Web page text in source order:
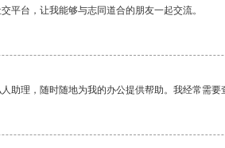
平台，让我能够与志同道合的朋友一起交流。
助理，随时随地为我的办公提供帮助。我经常需